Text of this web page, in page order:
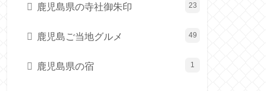
鹿児島県の寺社御朱印 23
鹿児島ご当地グルメ 49
鹿児島県の宿 1